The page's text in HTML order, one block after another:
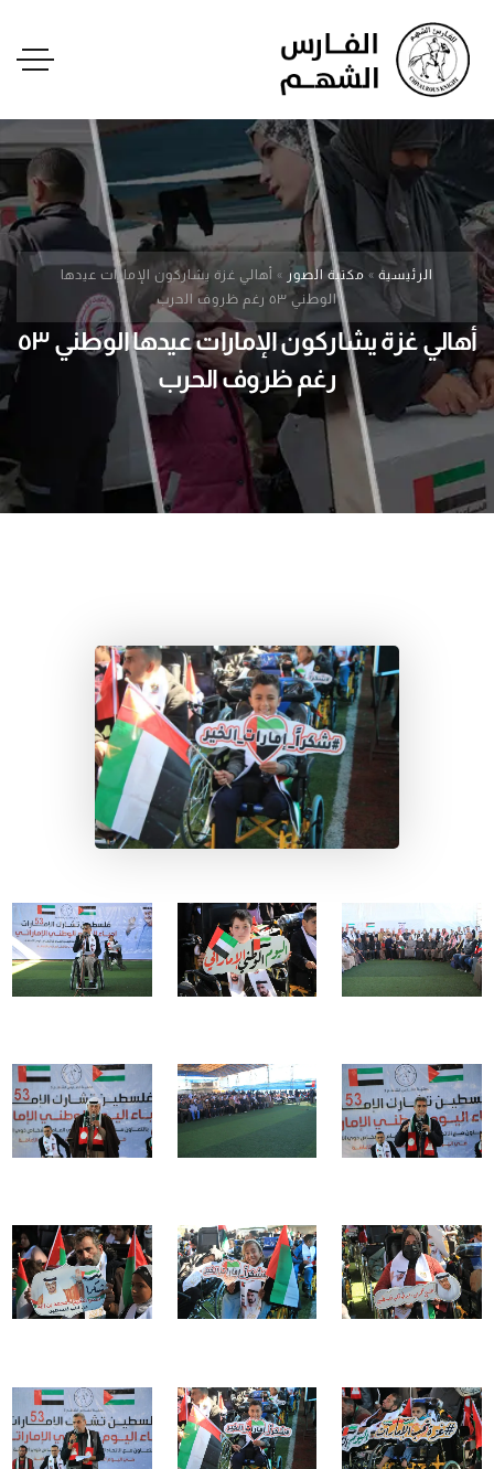
الرئيسية » مكتبة الصور » أهالي غزة يشاركون الإمارات عيدها
الوطني ٥٣ رغم ظروف الحرب
أهالي غزة يشاركون الإمارات عيدها الوطني ٥٣
رغم ظروف الحرب